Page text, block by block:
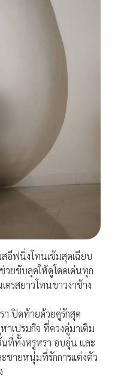
อีฟนิ่งโทนเข้มสุดเฉียบ
วยขับลุคให้ดูโดดเด่นทุก
รสยาวโทนขาวงาช้าง
า ปิดท้ายด้วยคู่รักสุด
เปรมกิจ ที่ควงคู่มาเติม
ที่ทั้งหรูหรา อบอุ่น และ
ชายหนุ่มที่รักการแต่งตัว